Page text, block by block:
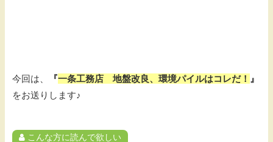
今回は、 『一条工務店 地盤改良、環境パイルはコレだ！ 』
をお送りします♪
こんな方に読んで欲しい